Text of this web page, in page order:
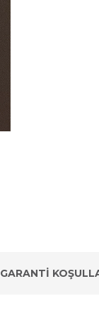
GARANTI